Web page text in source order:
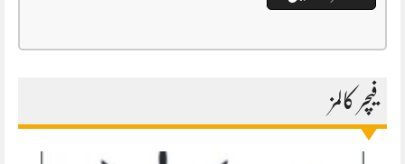
فیچر کالمز